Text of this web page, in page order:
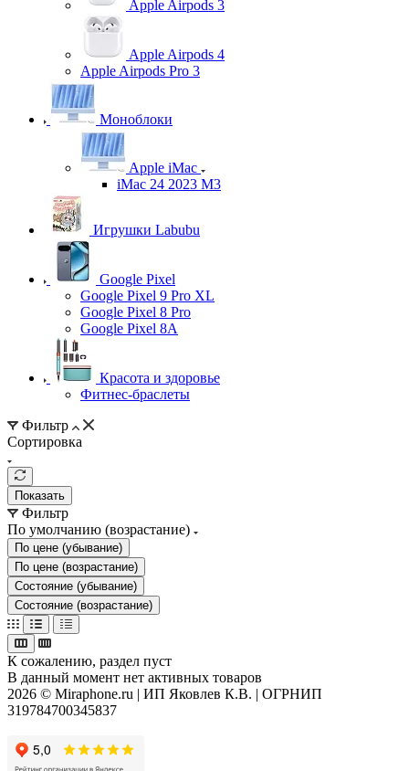
Apple Airpods 3
Apple Airpods 4
Apple Airpods Pro 3
Моноблоки
Apple iMac
iMac 24 2023 M3
Игрушки Labubu
Google Pixel
Google Pixel 9 Pro XL
Google Pixel 8 Pro
Google Pixel 8A
Красота и здоровье
Фитнес-браслеты
Фильтр
Сортировка
Показать
Фильтр
По умолчанию (возрастание)
По цене (убывание)
По цене (возрастание)
Состояние (убывание)
Состояние (возрастание)
К сожалению, раздел пуст
В данный момент нет активных товаров
2026 © Miraphone.ru | ИП Яковлев К.В. | ОГРНИП
319784700345837